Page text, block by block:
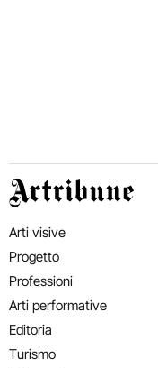
Artribune
Arti visive
Progetto
Professioni
Arti performative
Editoria
Turismo